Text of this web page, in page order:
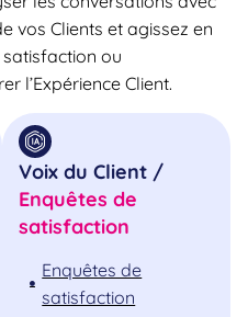
vos Clients et agissez en
ou
l’Expérience Client.
Voix du Client /
Enquêtes de
satisfaction
Enquêtes de
satisfaction